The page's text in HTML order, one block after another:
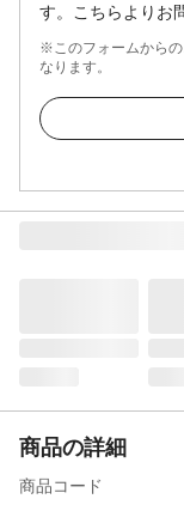
す。こちらよりお
※このフォームからの
なります。
商品の詳細
商品コード